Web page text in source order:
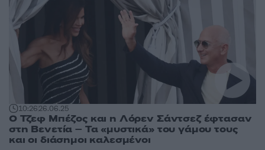
10:2626.06.25
O Τζεφ Μπέζος και η Λόρεν Σάντσεζ έφτασαν
στη Βενετία – Τα «μυστικά» του γάμoυ τους
και οι διάσημοι καλεσμένοι